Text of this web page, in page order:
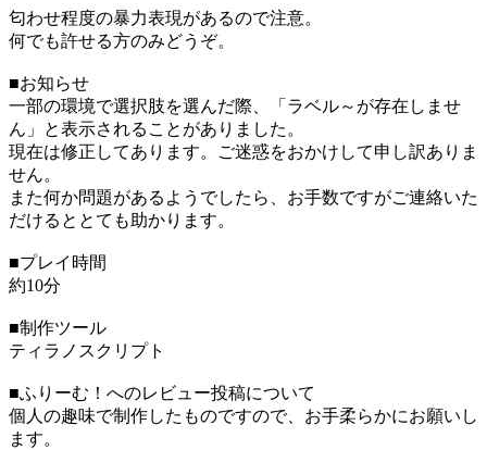
匂わせ程度の暴力表現があるので注意。
何でも許せる方のみどうぞ。
■お知らせ
一部の環境で選択肢を選んだ際、「ラベル～が存在しませ
ん」と表示されることがありました。
現在は修正してあります。ご迷惑をおかけして申し訳ありま
せん。
また何か問題があるようでしたら、お手数ですがご連絡いた
だけるととても助かります。
■プレイ時間
約10分
■制作ツール
ティラノスクリプト
■ふりーむ！へのレビュー投稿について
個人の趣味で制作したものですので、お手柔らかにお願いし
ます。